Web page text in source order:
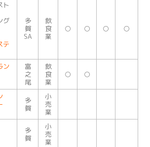
ト
グ
テ
多
賀
SA
飲
食
業
○ ○ ○ ○
ン
富
之
尾
飲
食
業
○ ○
多
賀
小
売
業
多
賀
小
売
業